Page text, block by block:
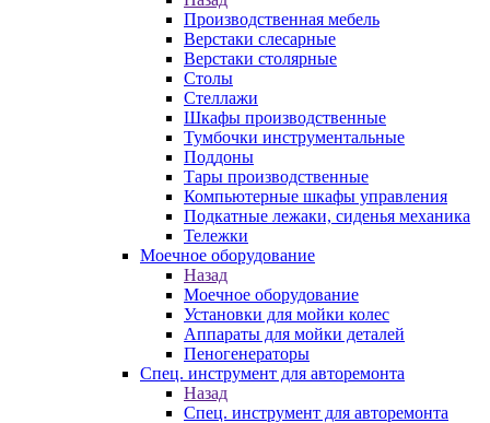
Производственная мебель
Верстаки слесарные
Верстаки столярные
Столы
Стеллажи
Шкафы производственные
Тумбочки инструментальные
Поддоны
Тары производственные
Компьютерные шкафы управления
Подкатные лежаки, сиденья механика
Тележки
Моечное оборудование
Назад
Моечное оборудование
Установки для мойки колес
Аппараты для мойки деталей
Пеногенераторы
Спец. инструмент для авторемонта
Назад
Спец. инструмент для авторемонта